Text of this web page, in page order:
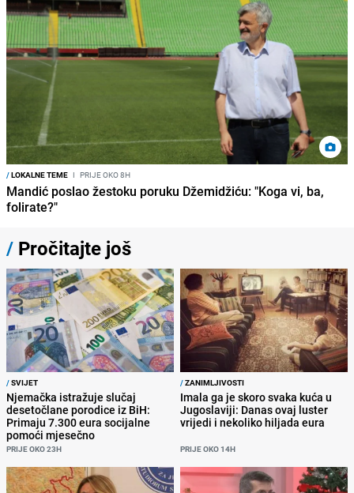
/LOKALNE TEME I PRIJE OKO 8H
Mandić poslao žestoku poruku Džemidžiću: "Koga vi, ba,
folirate?"
/ Pročitajte još
/SVIJET
Njemačka istražuje slučaj
desetočlane porodice iz BiH:
Primaju 7.300 eura socijalne
pomoći mjesečno
PRIJE OKO 23H
/ZANIMLJIVOSTI
Imala ga je skoro svaka kuća u
Jugoslaviji: Danas ovaj luster
vrijedi i nekoliko hiljada eura
PRIJE OKO 14H